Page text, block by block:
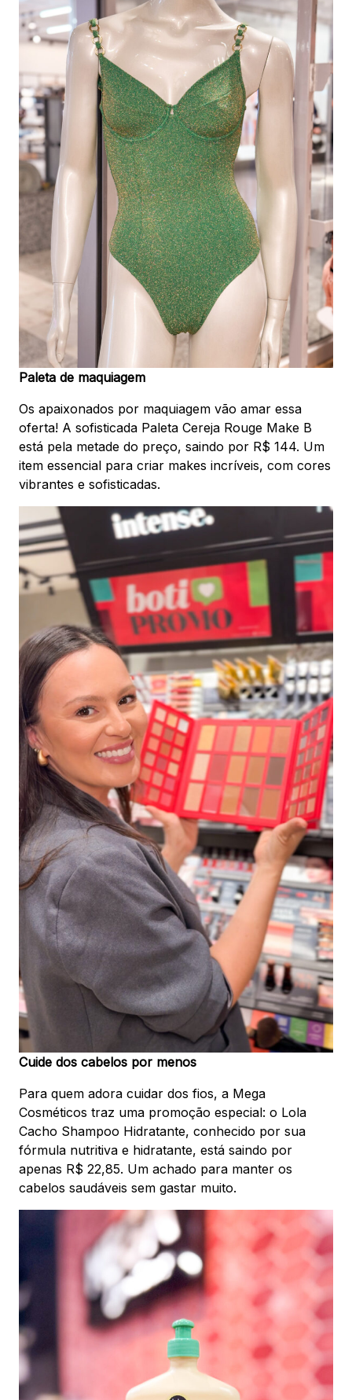
Paleta de maquiagem
Os apaixonados por maquiagem vão amar essa
oferta! A sofisticada Paleta Cereja Rouge Make B
está pela metade do preço, saindo por R$ 144. Um
item essencial para criar makes incríveis, com cores
vibrantes e sofisticadas.
Cuide dos cabelos por menos
Para quem adora cuidar dos fios, a Mega
Cosméticos traz uma promoção especial: o Lola
Cacho Shampoo Hidratante, conhecido por sua
fórmula nutritiva e hidratante, está saindo por
apenas R$ 22,85. Um achado para manter os
cabelos saudáveis sem gastar muito.